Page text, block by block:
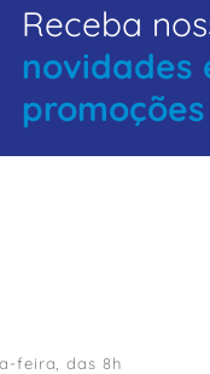
Receba
novidades
promoções
feira, das 8h